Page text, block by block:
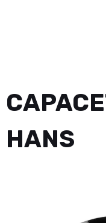
HANS